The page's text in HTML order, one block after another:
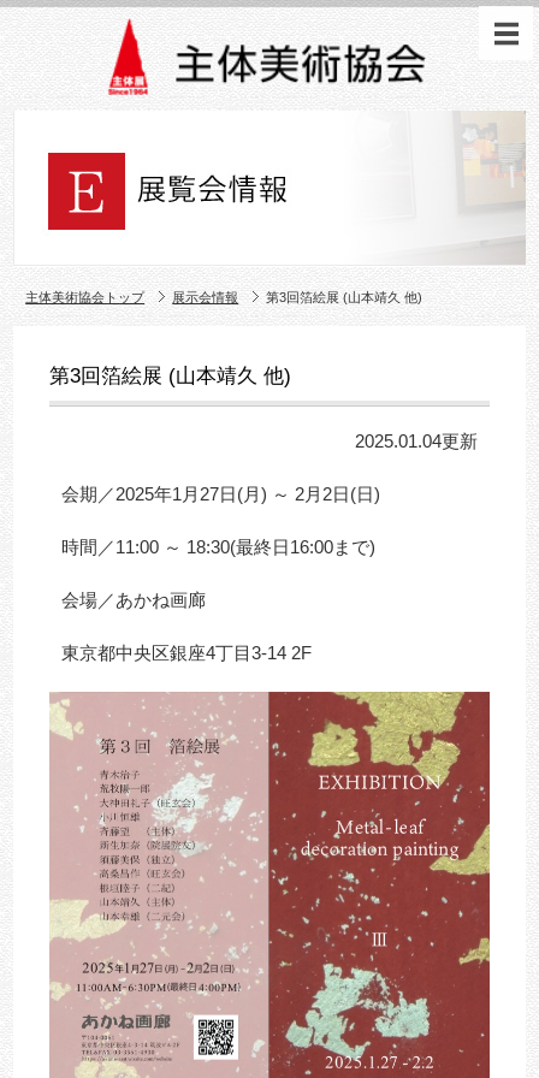
主体美術協会トップ 展示会情報 第3回箔絵展 (山本靖久 他)
第3回箔絵展 (山本靖久 他)
2025.01.04更新
会期／2025年1月27日(月) ～ 2月2日(日)
時間／11:00 ～ 18:30(最終日16:00まで)
会場／あかね画廊
東京都中央区銀座4丁目3-14 2F